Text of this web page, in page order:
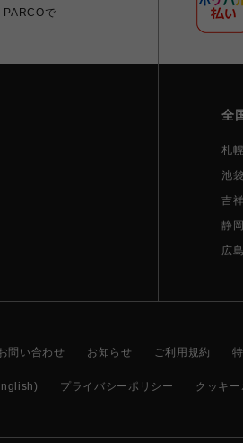
PARCOで
全
札
池
吉
静
広
問い合わせ お知らせ ご利用規約
プライバシーポリシー クッキ